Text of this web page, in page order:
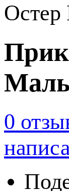
Остер
0